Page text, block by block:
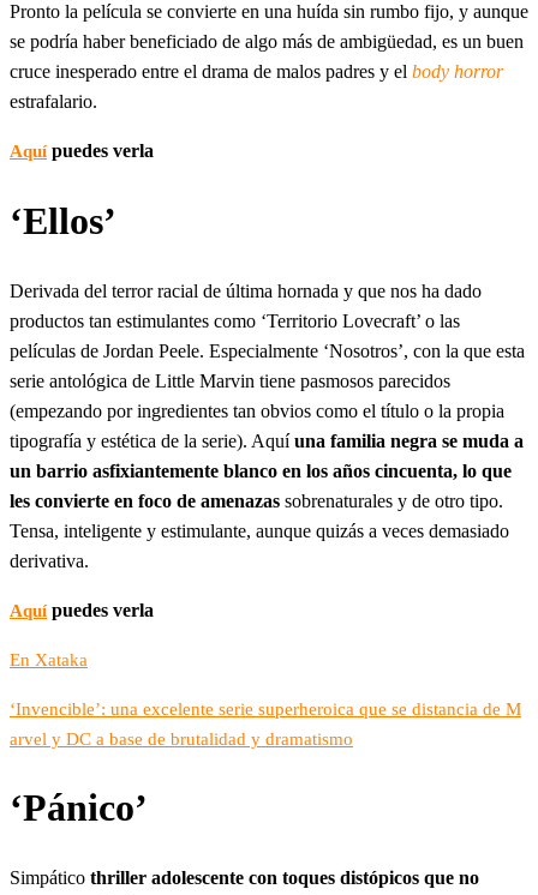
Pronto la película se convierte en una huída sin rumbo fijo, y aunque
se podría haber beneficiado de algo más de ambigüedad, es un buen
cruce inesperado entre el drama de malos padres y el body horror
estrafalario.
Aquípuedes verla
‘Ellos’
Derivada del terror racial de última hornada y que nos ha dado
productos tan estimulantes como ‘Territorio Lovecraft’ o las
películas de Jordan Peele. Especialmente ‘Nosotros’, con la que esta
serie antológica de Little Marvin tiene pasmosos parecidos
(empezando por ingredientes tan obvios como el título o la propia
tipografía y estética de la serie). Aquíuna familia negra se muda a
un barrio asfixiantemente blanco en los años cincuenta, lo que
les convierte en foco de amenazas sobrenaturales y de otro tipo.
Tensa, inteligente y estimulante, aunque quizás a veces demasiado
derivativa.
Aquípuedes verla
En Xataka
‘Invencible’: una excelente serie superheroica que se distancia de M
arvel y DC a base de brutalidad y dramatismo
‘Pánico’
Simpático thriller adolescente con toques distópicos que no